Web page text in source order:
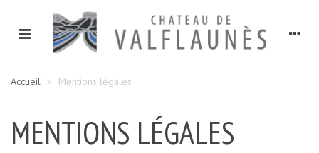
Accueil > Mentions légales
MENTIONS LÉGALES